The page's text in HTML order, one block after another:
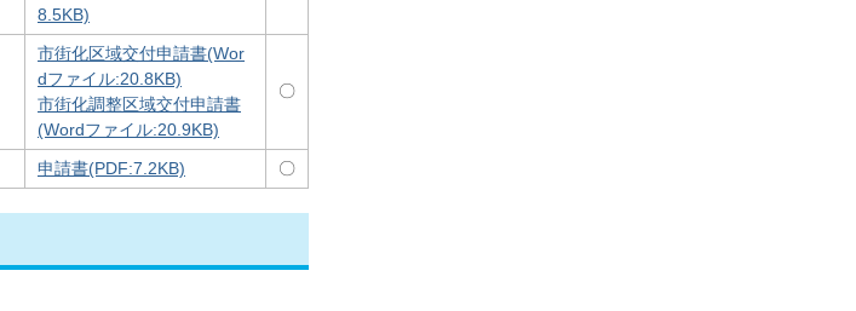
8.5KB)
市街化区域交付申請書(Wor
dファイル:20.8KB)
市街化調整区域交付申請書
(Wordファイル:20.9KB)
〇
申請書(PDF:7.2KB) 〇